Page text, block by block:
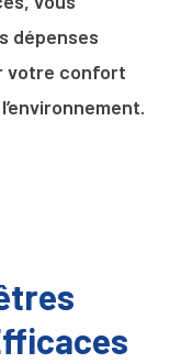
dépenses
votre confort